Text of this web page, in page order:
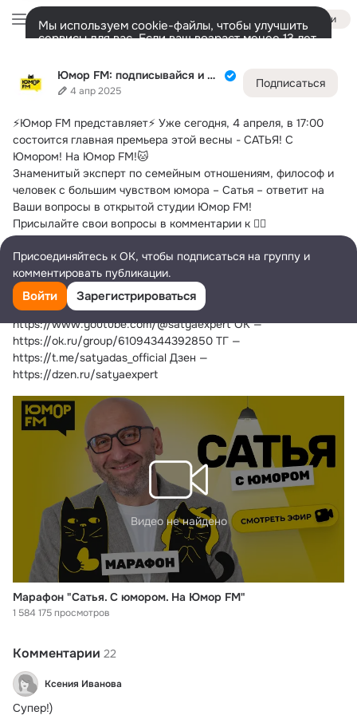
Юмор FM: подписывайся и смейся!
4 апр 2025
Подписаться
⚡️Юмор FM представляет⚡️ Уже сегодня, 4 апреля, в 17:00
состоится главная премьера этой весны - САТЬЯ! С
Юмором! На Юмор FM!🐱
Знаменитый эксперт по семейным отношениям, философ и
человек с большим чувством юмора – Сатья – ответит на
Ваши вопросы в открытой студии Юмор FM!
Присылайте свои вопросы в комментарии к 👉🏻
закрепленному посту👈🏻 или звоните 84952292909 ☎️
В 17:00 подключайтесь к видеотрансляции!
Сатья в соцсетях:
ВК — https://vk.com/satya.expert Ютуб —
https://youtube.com/@expertsatya?si=I7yFCmzgIOaBiPiy
https://www.youtube.com/@satyaexpert ОК —
https://ok.ru/group/61094344392850 ТГ —
https://t.me/satyadas_official Дзен —
https://dzen.ru/satyaexpert
Видео не найдено
Марафон "Сатья. С юмором. На Юмор FM"
1 584 175 просмотров
Комментарии 22
Ксения Иванова
Супер!)
Войти
Мы используем cookie-файлы, чтобы улучшить
сервисы для вас. Если ваш возраст менее 13 лет,
Разрешить все
Лента Участники 1M Ещё
Дополнительная
колонка
Всё76 662 Обсуждаемые
Присоединяйтесь к ОК, чтобы подписаться на группу и
комментировать публикации.
Войти Зарегистрироваться